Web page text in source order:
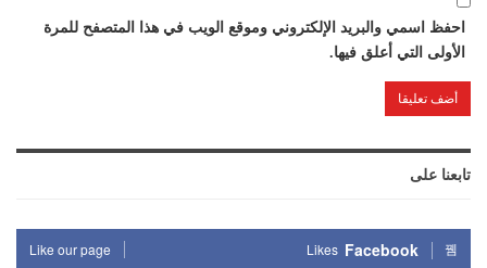
احفظ اسمي والبريد الإلكتروني وموقع الويب في هذا المتصفح للمرة
الأولى التي أعلق فيها.
تابعنا على
Facebook
Likes
Like our page